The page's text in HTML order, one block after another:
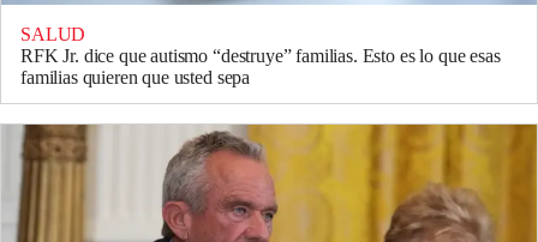
SALUD
RFK Jr. dice que autismo “destruye” familias. Esto es lo que esas
familias quieren que usted sepa